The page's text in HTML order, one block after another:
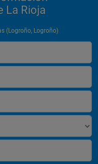
La Rioja
(Logroño, Logroño)